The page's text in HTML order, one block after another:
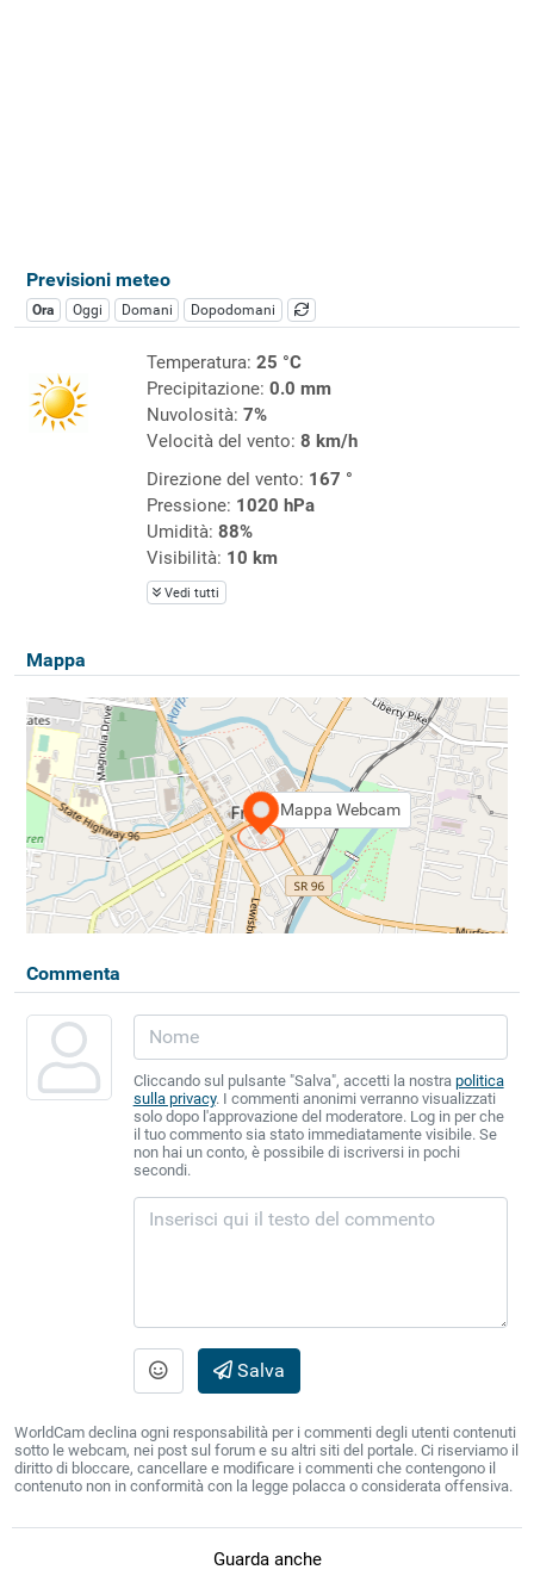
Previsioni meteo
Ora Oggi Domani Dopodomani
Temperatura: 25 °C
Precipitazione: 0.0 mm
Nuvolosità: 7%
Velocità del vento: 8 km/h
Direzione del vento: 167 °
Pressione: 1020 hPa
Umidità: 88%
Visibilità: 10 km
Vedi tutti
Mappa
Mappa Webcam
Commenta
Cliccando sul pulsante "Salva", accetti la nostra politica
sulla privacy. I commenti anonimi verranno visualizzati
solo dopo l'approvazione del moderatore. Log in per che
il tuo commento sia stato immediatamente visibile. Se
non hai un conto, è possibile di iscriversi in pochi
secondi.
Salva
WorldCam declina ogni responsabilità per i commenti degli utenti contenuti
sotto le webcam, nei post sul forum e su altri siti del portale. Ci riserviamo il
diritto di bloccare, cancellare e modificare i commenti che contengono il
contenuto non in conformità con la legge polacca o considerata offensiva.
Guarda anche